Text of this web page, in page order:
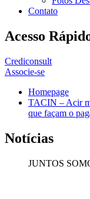
Contato
Acesso
Crediconsult
Associe-se
Homepage
TACIN – Acir
que façam o
Notícias
JUNTOS